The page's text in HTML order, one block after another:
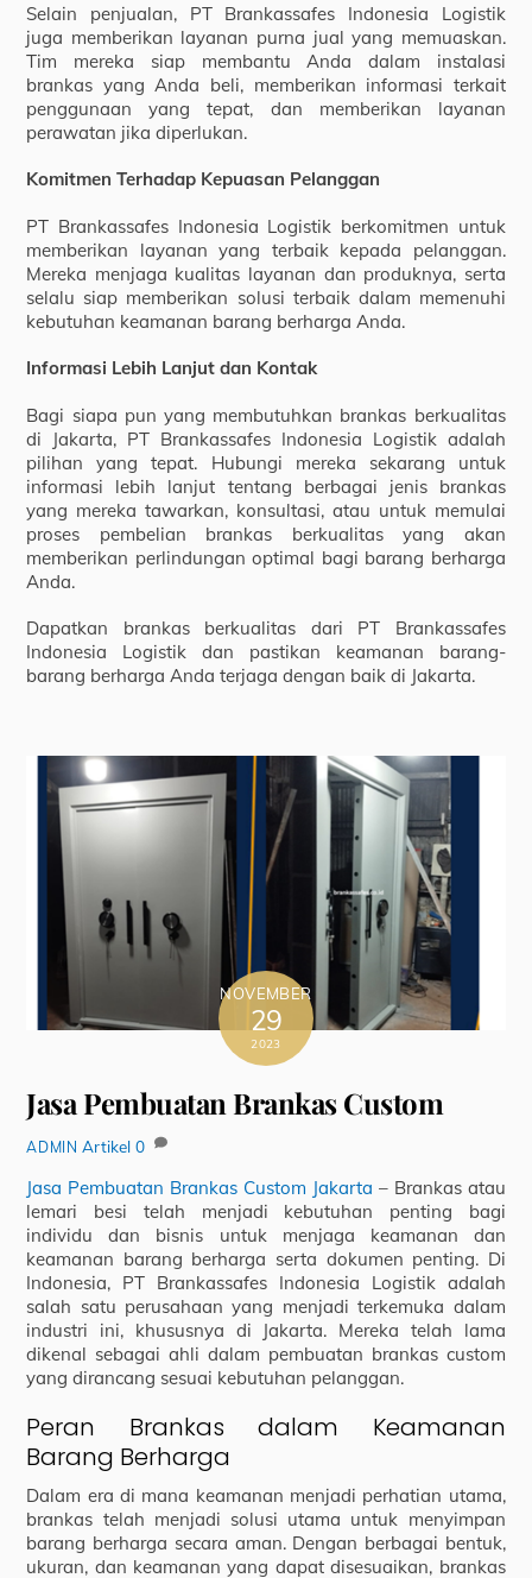
Selain penjualan, PT Brankassafes Indonesia Logistik
juga memberikan layanan purna jual yang memuaskan.
Tim mereka siap membantu Anda dalam instalasi
brankas yang Anda beli, memberikan informasi terkait
penggunaan yang tepat, dan memberikan layanan
perawatan jika diperlukan.
Komitmen Terhadap Kepuasan Pelanggan
PT Brankassafes Indonesia Logistik berkomitmen untuk
memberikan layanan yang terbaik kepada pelanggan.
Mereka menjaga kualitas layanan dan produknya, serta
selalu siap memberikan solusi terbaik dalam memenuhi
kebutuhan keamanan barang berharga Anda.
Informasi Lebih Lanjut dan Kontak
Bagi siapa pun yang membutuhkan brankas berkualitas
di Jakarta, PT Brankassafes Indonesia Logistik adalah
pilihan yang tepat. Hubungi mereka sekarang untuk
informasi lebih lanjut tentang berbagai jenis brankas
yang mereka tawarkan, konsultasi, atau untuk memulai
proses pembelian brankas berkualitas yang akan
memberikan perlindungan optimal bagi barang berharga
Anda.
Dapatkan brankas berkualitas dari PT Brankassafes
Indonesia Logistik dan pastikan keamanan barang-
barang berharga Anda terjaga dengan baik di Jakarta.
NOVEMBER
29
2023
Jasa Pembuatan Brankas Custom
ADMIN Artikel 0
Jasa Pembuatan Brankas Custom Jakarta – Brankas atau
lemari besi telah menjadi kebutuhan penting bagi
individu dan bisnis untuk menjaga keamanan dan
keamanan barang berharga serta dokumen penting. Di
Indonesia, PT Brankassafes Indonesia Logistik adalah
salah satu perusahaan yang menjadi terkemuka dalam
industri ini, khususnya di Jakarta. Mereka telah lama
dikenal sebagai ahli dalam pembuatan brankas custom
yang dirancang sesuai kebutuhan pelanggan.
Peran Brankas dalam Keamanan
Barang Berharga
Dalam era di mana keamanan menjadi perhatian utama,
brankas telah menjadi solusi utama untuk menyimpan
barang berharga secara aman. Dengan berbagai bentuk,
ukuran, dan keamanan yang dapat disesuaikan, brankas